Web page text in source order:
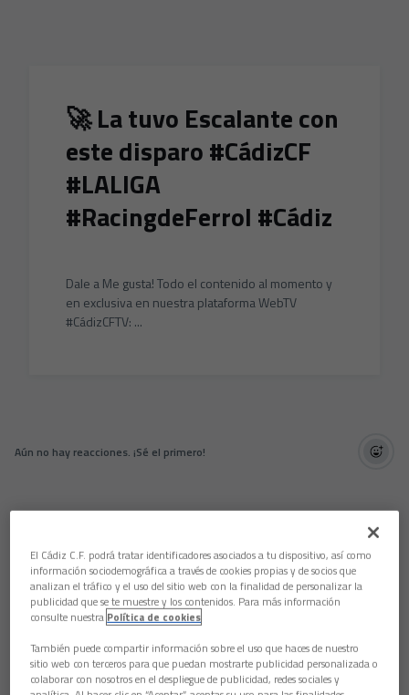
🚀 La tuvo Escalante con
este disparo #CádizCF
#LALIGA
#RacingdeFerrol #Cádiz
Dale a Me gusta! Todo el contenido al momento y
en exclusiva en nuestra plataforma WebTV
#CádizCFTV: ...
Aún no hay reacciones. ¡Sé el primero!
El Cádiz C.F. podrá tratar identificadores asociados a tu dispositivo, así como
información sociodemográfica a través de cookies propias y de socios que
analizan el tráfico y el uso del sitio web con la finalidad de personalizar la
publicidad que se te muestre y los contenidos. Para más información
consulte nuestra Política de cookies
También puede compartir información sobre el uso que haces de nuestro
sitio web con terceros para que puedan mostrarte publicidad personalizada o
colaborar con nosotros en el despliegue de publicidad, redes sociales y